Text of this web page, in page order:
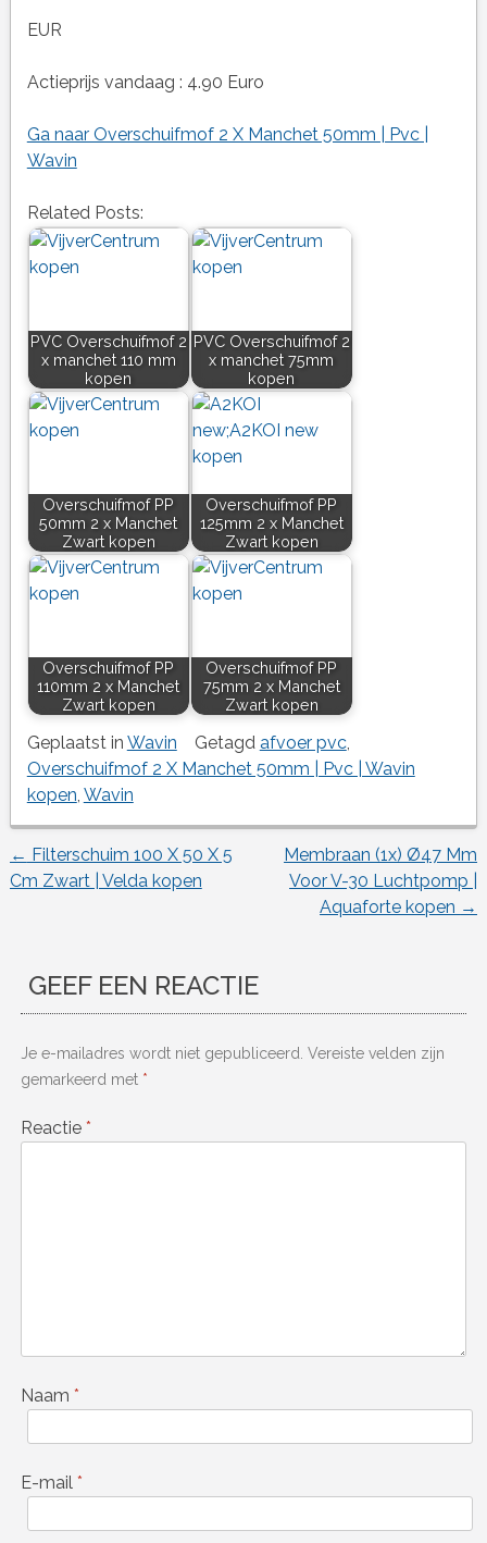
EUR
Actieprijs vandaag : 4.90 Euro
Ga naar Overschuifmof 2 X Manchet 50mm | Pvc |
Wavin
Related Posts:
PVC Overschuifmof 2
x manchet 110 mm
kopen
PVC Overschuifmof 2
x manchet 75mm
kopen
Overschuifmof PP
50mm 2 x Manchet
Zwart kopen
Overschuifmof PP
125mm 2 x Manchet
Zwart kopen
Overschuifmof PP
110mm 2 x Manchet
Zwart kopen
Overschuifmof PP
75mm 2 x Manchet
Zwart kopen
Geplaatst in Wavin Getagd afvoer pvc,
Overschuifmof 2 X Manchet 50mm | Pvc | Wavin
kopen Wavin
Berichtnavigatie
← Filterschuim 100 X 50 X 5
Cm Zwart | Velda kopen
Membraan (1x) Ø47 Mm
Voor V-30 Luchtpomp |
Aquaforte kopen →
GEEF EEN REACTIE
Je e-mailadres wordt niet gepubliceerd. Vereiste velden zijn
gemarkeerd met *
Reactie *
Naam *
E-mail *